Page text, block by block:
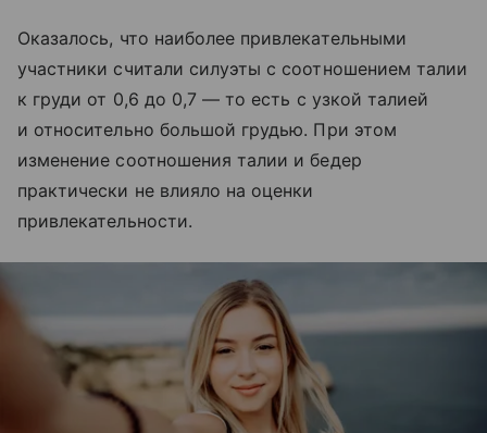
Оказалось, что наиболее привлекательными
участники считали силуэты с соотношением талии
к груди от 0,6 до 0,7 — то есть с узкой талией
и относительно большой грудью. При этом
изменение соотношения талии и бедер
практически не влияло на оценки
привлекательности.